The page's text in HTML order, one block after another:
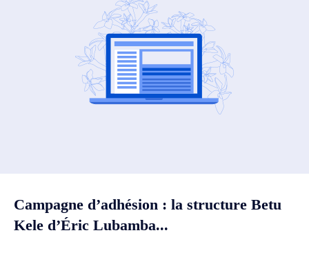
Campagne d’adhésion : la structure Betu
Kele d’Éric Lubamba...